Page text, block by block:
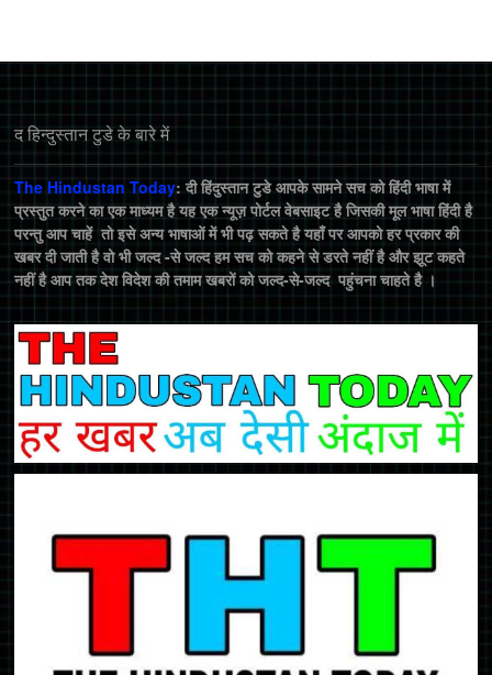
द हिन्‍दुस्‍तान टुडे के बारे में
The Hindustan Today: दी हिंदुस्तान टुडे आपके सामने सच को हिंदी भाषा में
प्रस्तुत करने का एक माध्यम है यह एक न्यूज़ पोर्टल वेबसाइट है जिसकी मूल भाषा हिंदी है
परन्तु आप चाहें तो इसे अन्य भाषाओं में भी पढ़ सकते है यहाँ पर आपको हर प्रकार की
खबर दी जाती है वो भी जल्द -से जल्द हम सच को कहने से डरते नहीं है और झूट कहते
नहीं है आप तक देश विदेश की तमाम खबरों को जल्द-से-जल्द पहुंचना चाहते है ।